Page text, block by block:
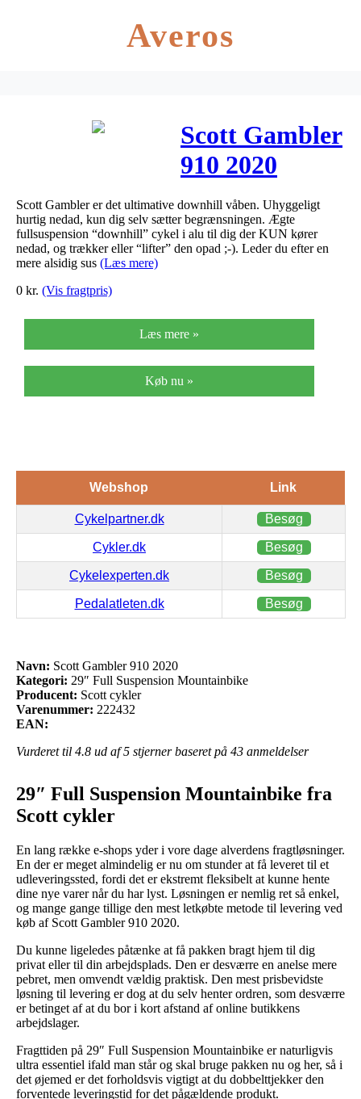
Averos
Scott Gambler
910 2020
Scott Gambler er det ultimative downhill våben. Uhyggeligt
hurtig nedad, kun dig selv sætter begrænsningen. Ægte
fullsuspension “downhill” cykel i alu til dig der KUN kører
nedad, og trækker eller “lifter” den opad ;-). Leder du efter en
mere alsidig sus (Læs mere)
0 kr. (Vis fragtpris)
Læs mere »
Køb nu »
Webshop Link
Cykelpartner.dk Besøg
Cykler.dk Besøg
Cykelexperten.dk Besøg
Pedalatleten.dk Besøg
Navn: Scott Gambler 910 2020
Kategori: 29″ Full Suspension Mountainbike
Producent: Scott cykler
Varenummer: 222432
EAN:
Vurderet til 4.8 ud af 5 stjerner baseret på 43 anmeldelser
29″ Full Suspension Mountainbike fra
Scott cykler
En lang række e-shops yder i vore dage alverdens fragtløsninger.
En der er meget almindelig er nu om stunder at få leveret til et
udleveringssted, fordi det er ekstremt fleksibelt at kunne hente
dine nye varer når du har lyst. Løsningen er nemlig ret så enkel,
og mange gange tillige den mest letkøbte metode til levering ved
køb af Scott Gambler 910 2020.
Du kunne ligeledes påtænke at få pakken bragt hjem til dig
privat eller til din arbejdsplads. Den er desværre en anelse mere
pebret, men omvendt vældig praktisk. Den mest prisbevidste
løsning til levering er dog at du selv henter ordren, som desværre
er betinget af at du bor i kort afstand af online butikkens
arbejdslager.
Fragttiden på 29″ Full Suspension Mountainbike er naturligvis
ultra essentiel ifald man står og skal bruge pakken nu og her, så i
det øjemed er det forholdsvis vigtigt at du dobbelttjekker den
forventede leveringstid for det pågældende produkt.